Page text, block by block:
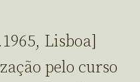
Lisboa]
pelo curso